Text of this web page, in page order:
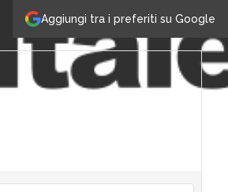
Aggiungi tra i preferiti su Google